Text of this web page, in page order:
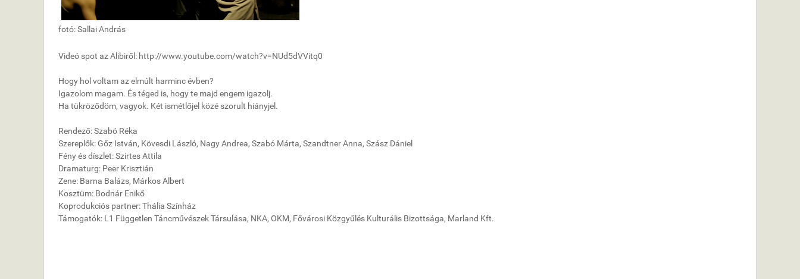
fotó: Sallai András
Videó spot az Alibiről: http://www.youtube.com/watch?v=NUd5dVVitq0
Hogy hol voltam az elmúlt harminc évben?
Igazolom magam. És téged is, hogy te majd engem igazolj.
Ha tükröződöm, vagyok. Két ismétlőjel közé szorult hiányjel.
Rendező: Szabó Réka
Szereplők: Gőz István, Kövesdi László, Nagy Andrea, Szabó Márta, Szandtner Anna, Szász Dániel
Fény és díszlet: Szirtes Attila
Dramaturg: Peer Krisztián
Zene: Barna Balázs, Márkos Albert
Kosztüm: Bodnár Enikő
Koprodukciós partner: Thália Színház
Támogatók: L1 Független Táncművészek Társulása, NKA, OKM, Fővárosi Közgyűlés Kulturális Bizottsága, Marland Kft.